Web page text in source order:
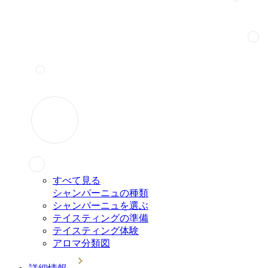
すべて見る
シャンパーニュの種類
シャンパーニュを選ぶ
テイスティングの準備
テイスティング体験
アロマ分類図